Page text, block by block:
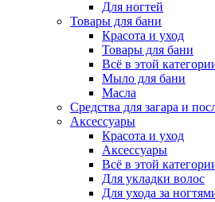
Для ногтей
Товары для бани
Красота и уход
Товары для бани
Всё в этой
Мыло для бани
Масла
Средства для загара и
Аксессуары
Красота и уход
Аксессуары
Всё в этой
Для укладки волос
Для ухода за